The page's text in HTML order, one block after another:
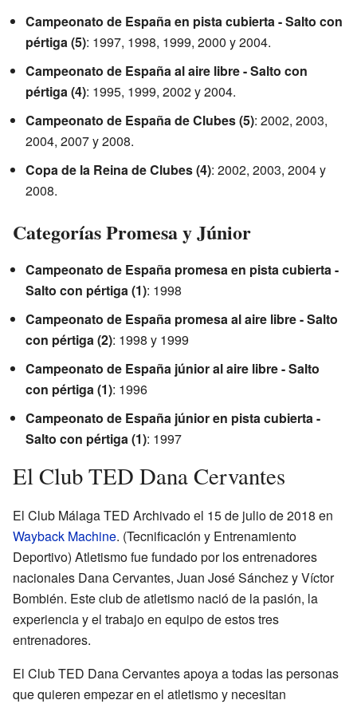
Campeonato de España en pista cubierta - Salto con
pértiga (5): 1997, 1998, 1999, 2000 y 2004.
Campeonato de España al aire libre - Salto con
pértiga (4): 1995, 1999, 2002 y 2004.
Campeonato de España de Clubes (5): 2002, 2003,
2004, 2007 y 2008.
Copa de la Reina de Clubes (4): 2002, 2003, 2004 y
2008.
Categorías Promesa y Júnior
Campeonato de España promesa en pista cubierta -
Salto con pértiga (1): 1998
Campeonato de España promesa al aire libre - Salto
con pértiga (2): 1998 y 1999
Campeonato de España júnior al aire libre - Salto
con pértiga (1): 1996
Campeonato de España júnior en pista cubierta -
Salto con pértiga (1): 1997
El Club TED Dana Cervantes
El Club Málaga TED Archivadoel 15 de julio de 2018 en
Wayback Machine. (Tecnificación y Entrenamiento
Deportivo) Atletismo fue fundado por los entrenadores
nacionales Dana Cervantes, Juan José Sánchez y Víctor
Bombién. Este club de atletismo nació de la pasión, la
experiencia y el trabajo en equipo de estos tres
entrenadores.
El Club TED Dana Cervantes apoya a todas las personas
que quieren empezar en el atletismo y necesitan